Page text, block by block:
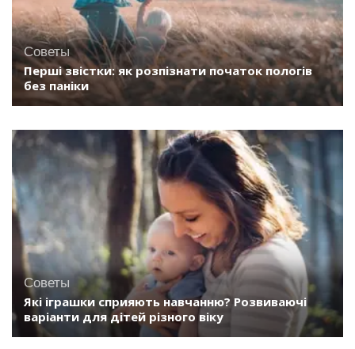
Советы
Перші звістки: як розпізнати початок пологів
без паніки
Советы
Які іграшки сприяють навчанню? Розвиваючі
варіанти для дітей різного віку